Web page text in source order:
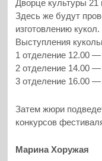
Дворце культуры 21
Здесь же будут
изготовлению кукол.
Выступления
1 отделение 12.00 —
2 отделение 14.00 —
3 отделение 16.00 —
Затем жюри
конкурсов
Марина Хоружая